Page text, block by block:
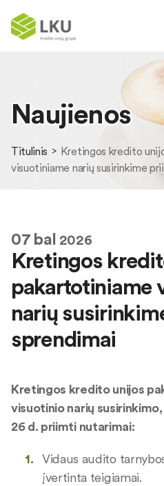
Naujienos
Titulinis
Kretingos kredito
visuotiniame narių susirinkime
07bal 2026
Kretingos
pakartotiniame
narių
sprendimai
Kretingos kredito unijos
visuotinio narių
26 d. priimti nutarimai:
Vidaus audito
įvertinta teigiamai.